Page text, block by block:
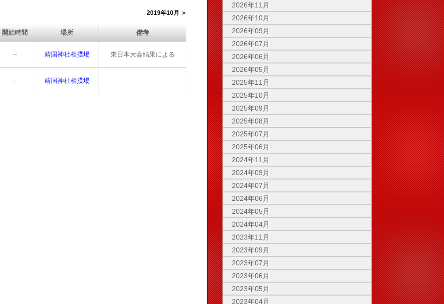
2019年10月 ＞
開始時間 場所 備考
-- 靖国神社相撲場 東日本大会結果による
-- 靖国神社相撲場
2026年11月
2026年10月
2026年09月
2026年07月
2026年06月
2026年05月
2025年11月
2025年10月
2025年09月
2025年08月
2025年07月
2025年06月
2024年11月
2024年09月
2024年07月
2024年06月
2024年05月
2024年04月
2023年11月
2023年09月
2023年07月
2023年06月
2023年05月
2023年04月